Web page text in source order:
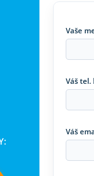
Vaše
Váš
Váš